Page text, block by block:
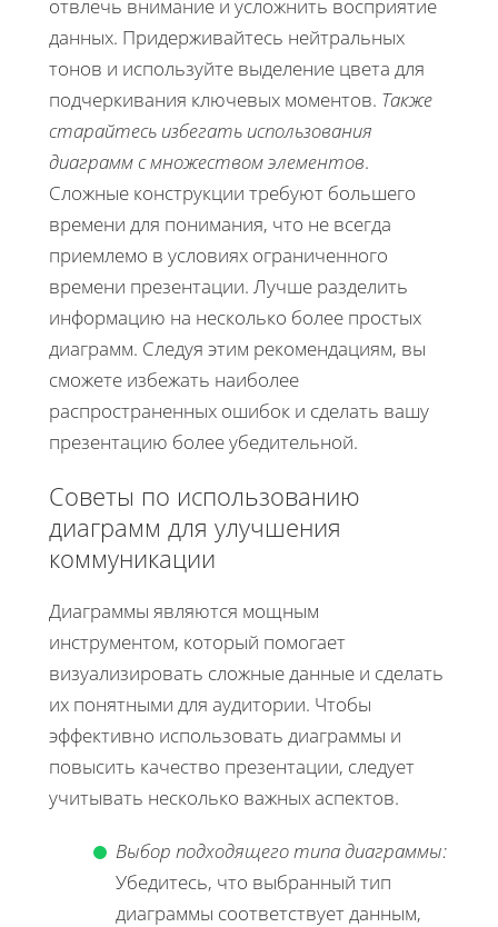
отвлечь внимание и усложнить восприятие
данных. Придерживайтесь нейтральных
тонов и используйте выделение цвета для
подчеркивания ключевых моментов. Также
старайтесь избегать использования
диаграмм с множеством элементов.
Сложные конструкции требуют большего
времени для понимания, что не всегда
приемлемо в условиях ограниченного
времени презентации. Лучше разделить
информацию на несколько более простых
диаграмм. Следуя этим рекомендациям, вы
сможете избежать наиболее
распространенных ошибок и сделать вашу
презентацию более убедительной.
Советы по использованию
диаграмм для улучшения
коммуникации
Диаграммы являются мощным
инструментом, который помогает
визуализировать сложные данные и сделать
их понятными для аудитории. Чтобы
эффективно использовать диаграммы и
повысить качество презентации, следует
учитывать несколько важных аспектов.
Выбор подходящего типа диаграммы:
Убедитесь, что выбранный тип
диаграммы соответствует данным,